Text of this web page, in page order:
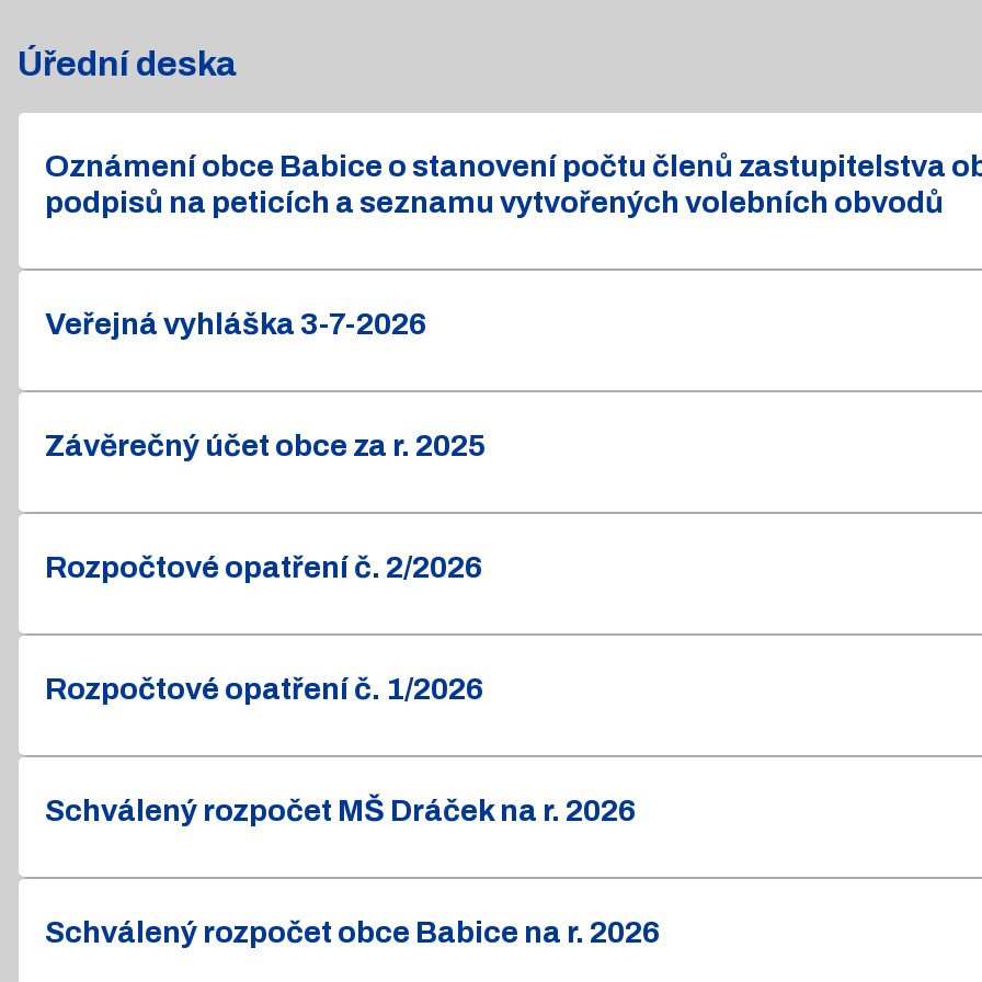
Úřední deska
Oznámení obce Babice o stanovení počtu členů zastupitelstva
podpisů na peticích a seznamu vytvořených volebních obvodů
Veřejná vyhláška 3-7-2026
Závěrečný účet obce za r. 2025
Rozpočtové opatření č. 2/2026
Rozpočtové opatření č. 1/2026
Schválený rozpočet MŠ Dráček na r. 2026
Schválený rozpočet obce Babice na r. 2026